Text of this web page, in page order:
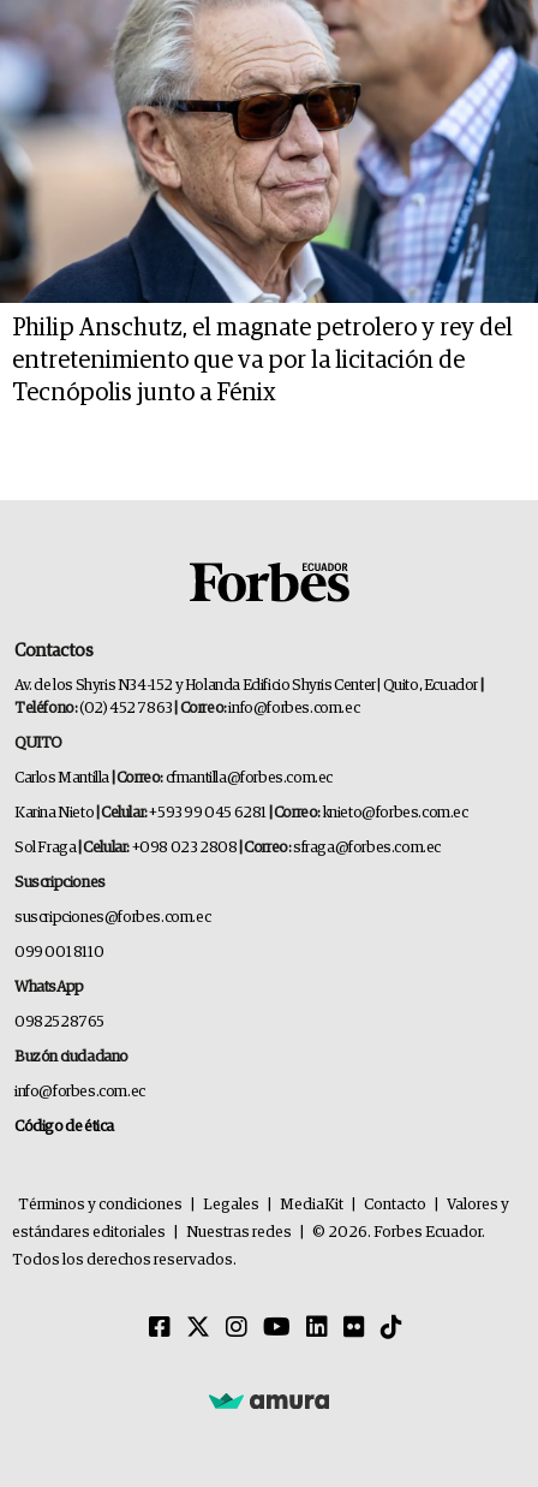
Philip Anschutz, el magnate petrolero y rey del
entretenimiento que va por la licitación de
Tecnópolis junto a Fénix
Contactos
Av. de los Shyris N34-152 y Holanda Edificio Shyris Center | Quito, Ecuador
Teléfono:(02) 452 7863 | Correo:info@forbes.com.ec
QUITO
Carlos Mantilla | Correo:cfmantilla@forbes.com.ec
Karina Nieto | Celular:+593 99 045 6281 | Correo:knieto@forbes.com.ec
Sol Fraga| Celular:+098 023 2808 | Correo:sfraga@forbes.com.ec
Suscripciones
suscripciones@forbes.com.ec
099 001 8110
WhatsApp
0982528765
Buzón ciudadano
info@forbes.com.ec
Código de ética
Términos y condiciones Legales MediaKit Contacto
Valores y
estándares editoriales
Nuestras redes
© 2026. Forbes Ecuador.
Todos los derechos reservados.